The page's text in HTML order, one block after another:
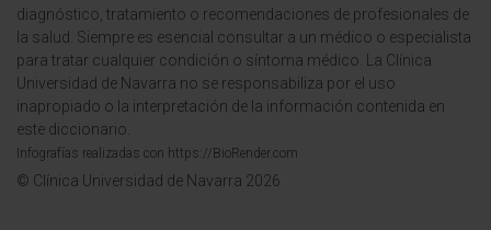
diagnóstico, tratamiento o recomendaciones de profesionales de
la salud. Siempre es esencial consultar a un médico o especialista
para tratar cualquier condición o síntoma médico. La Clínica
Universidad de Navarra no se responsabiliza por el uso
inapropiado o la interpretación de la información contenida en
este diccionario.
Infografías realizadas con https://BioRender.com
© Clínica Universidad de Navarra 2026